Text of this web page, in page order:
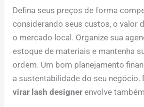
Defina seus preços de forma
considerando seus custos, o valor
o mercado local. Organize sua
estoque de materiais e mantenha
ordem. Um bom planejamento
a sustentabilidade do seu negócio.
virar lash designer envolve